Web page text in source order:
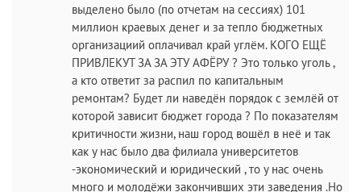
выделено было (по отчетам на сессиях) 101
миллион краевых денег и за тепло бюджетных
организациий оплачивал край углём. КОГО ЕЩЁ
ПРИВЛЕКУТ ЗА ЗА ЭТУ АФЁРУ ? Это только уголь ,
а кто ответит за распил по капитальным
ремонтам? Будет ли наведён порядок с землёй от
которой зависит бюджет города ? По показателям
критичности жизни, наш город вошёл в неё и так
как у нас было два филиала университетов
-экономический и юридический , то у нас очень
много и молодёжи закончивших эти заведения .Но